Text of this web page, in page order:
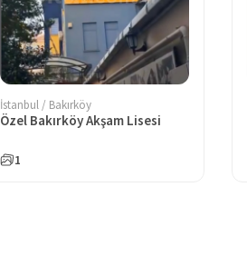
İstanbul / Bakırköy
Özel Bakırköy Akşam Lisesi
1